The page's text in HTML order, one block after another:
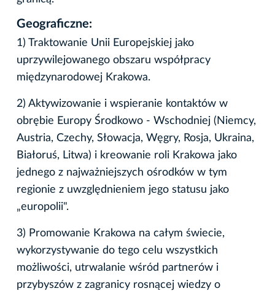
Geograficzne:
1) Traktowanie Unii Europejskiej jako
uprzywilejowanego obszaru współpracy
międzynarodowej Krakowa.
2) Aktywizowanie i wspieranie kontaktów w
obrębie Europy Środkowo - Wschodniej (Niemcy,
Austria, Czechy, Słowacja, Węgry, Rosja, Ukraina,
Białoruś, Litwa) i kreowanie roli Krakowa jako
jednego z najważniejszych ośrodków w tym
regionie z uwzględnieniem jego statusu jako
„europolii".
3) Promowanie Krakowa na całym świecie,
wykorzystywanie do tego celu wszystkich
możliwości, utrwalanie wśród partnerów i
przybyszów z zagranicy rosnącej wiedzy o